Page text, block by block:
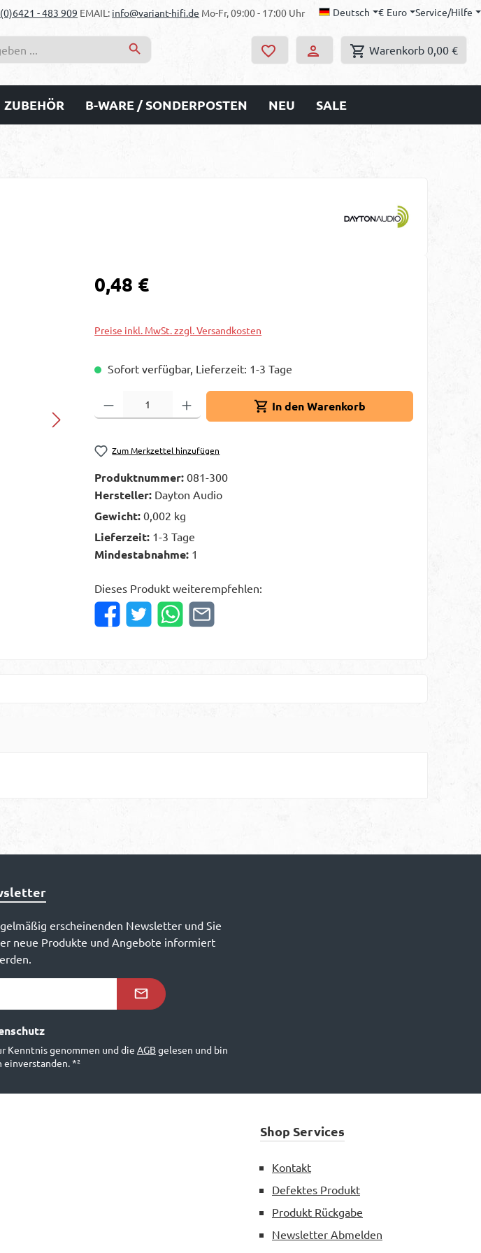
- 483 909 EMAIL: info@variant-hifi.de Mo-Fr, 09:00 - 17:00 Uhr Deutsch € Euro Service/Hilfe
Warenkorb 0,00 €
ZUBEHÖR B-WARE / SONDERPOSTEN NEU SALE
Regulärer Preis:
0,48 €
Preise inkl. MwSt. zzgl. Versandkosten
Sofort verfügbar, Lieferzeit: 1-3 Tage
Produkt Anzahl: Gib den gewünschten Wert ein oder benutze die Schaltflächen um die
In den Warenkorb
Zum Merkzettel hinzufügen
Produktnummer:081-300
Hersteller: Dayton Audio
Gewicht:0,002 kg
Lieferzeit: 1-3 Tage
Mindestabnahme: 1
Dieses Produkt weiterempfehlen:
erscheinenden Newsletter und Sie
neue Produkte und Angebote informiert
Kenntnis genommen und die AGBgelesen und bin
einverstanden.*²
Shop Services
Kontakt
Defektes Produkt
Produkt Rückgabe
Newsletter Abmelden